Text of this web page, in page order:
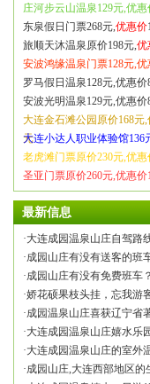
庄河步云山温泉129元,优惠
东泉假日门票268元,优惠价
旅顺天沐温泉原价198元,优
安波鸿缘温泉门票128元,优
罗马假日温泉128元,优惠价
安波光明温泉129元,优惠价
大连金石滩公园原价168元,
元
大连小达人职业体验馆136
老虎滩门票原价230元,优惠
圣亚门票原价260元,优惠价
最新信息
·大连成园温泉山庄自驾路
·成园山庄有没有送客的班
·成园山庄有没有免费班车
·娇花硕果枝头挂，忘我游
·成园温泉山庄喜获辽宁省
·大连成园温泉山庄嬉水乐
·大连成园温泉山庄的室外
·成园山庄,大连西部地区的